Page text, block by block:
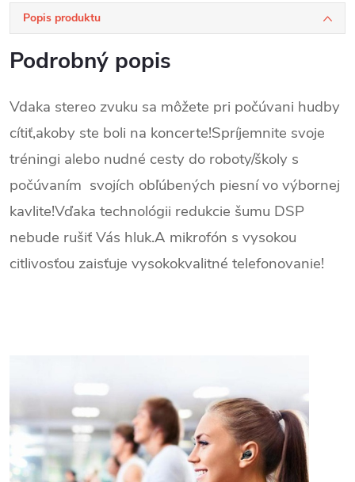
Popis produktu
Podrobný popis
Vdaka stereo zvuku sa môžete pri počúvani hudby
cítiť,akoby ste boli na koncerte!Spríjemnite svoje
tréningi alebo nudné cesty do roboty/školy s
počúvaním svojích obľúbených piesní vo výbornej
kavlite!Vďaka technológii redukcie šumu DSP
nebude rušiť Vás hluk.A mikrofón s vysokou
citlivosťou zaisťuje vysokokvalitné telefonovanie!